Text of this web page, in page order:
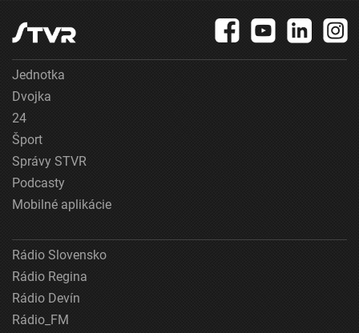
Jednotka
Dvojka
24
Šport
Správy STVR
Podcasty
Mobilné aplikácie
Rádio Slovensko
Rádio Regina
Rádio Devín
Rádio_FM